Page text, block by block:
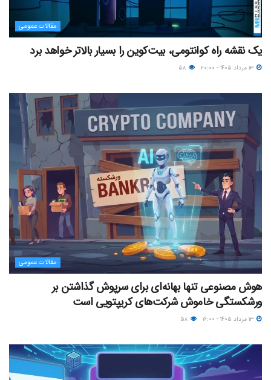
مقالات عمومی
یک نقشه راه کوانتومی، بیت‌کوین را بسیار بالاتر خواهد برد
مقالات عمومی
هوش مصنوعی تنها بهانه‌ای برای سرپوش گذاشتن بر
ورشکستگی خاموش شرکت‌های کریپتویی است